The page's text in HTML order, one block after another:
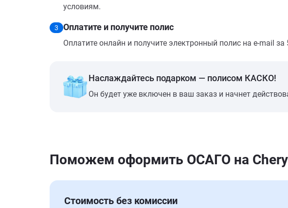
условиям.
3 Оплатите и получите полис
Оплатите онлайн и получите электронный полис на e-mail за
Наслаждайтесь подарком — полисом КАСКО!
Он будет уже включен в ваш заказ и начнет
Поможем оформить ОСАГО на
Стоимость без комиссии